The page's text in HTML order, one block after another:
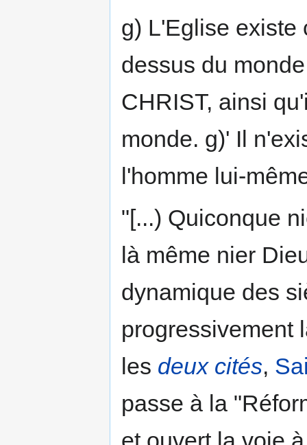
g) L'Eglise existe
dessus du
CHRIST, ainsi
monde. g)' Il
l'homme lui-
"[...) Quiconque
là même nier
dynamique des
progressivement
les deux cités,
passe à la